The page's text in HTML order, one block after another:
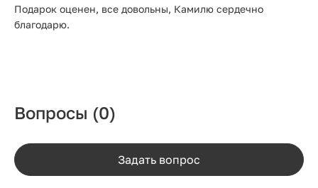
Подарок оценен, все довольны, Камилю сердечно
благодарю.
Вопросы (0)
Задать вопрос